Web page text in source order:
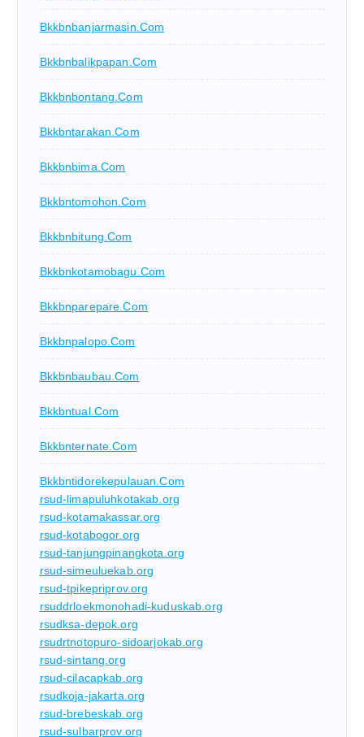
Bkkbnbanjarmasin.com
Bkkbnbalikpapan.com
Bkkbnbontang.com
Bkkbntarakan.com
Bkkbnbima.com
Bkkbntomohon.com
Bkkbnbitung.com
Bkkbnkotamobagu.com
Bkkbnparepare.com
Bkkbnpalopo.com
Bkkbnbaubau.com
Bkkbntual.com
Bkkbnternate.com
Bkkbntidorekepulauan.com
rsud-limapuluhkotakab.org
rsud-kotamakassar.org
rsud-kotabogor.org
rsud-tanjungpinangkota.org
rsud-simeuluekab.org
rsud-tpikepriprov.org
rsuddrloekmonohadi-kuduskab.org
rsudksa-depok.org
rsudrtnotopuro-sidoarjokab.org
rsud-sintang.org
rsud-cilacapkab.org
rsudkoja-jakarta.org
rsud-brebeskab.org
rsud-sulbarprov.org